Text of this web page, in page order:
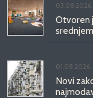
03.08.2026.
Otvoren
01.08.2026.
Novi